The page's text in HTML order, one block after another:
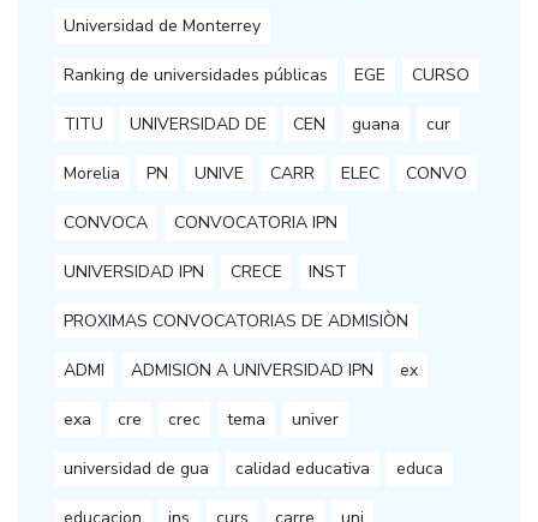
Universidad de Monterrey
Ranking de universidades públicas EGE CURSO
TITU UNIVERSIDAD DE CEN guana cur
Morelia PN UNIVE CARR ELEC CONVO
CONVOCA CONVOCATORIA IPN
UNIVERSIDAD IPN CRECE INST
PROXIMAS CONVOCATORIAS DE ADMISIÒN
ADMI ADMISION A UNIVERSIDAD IPN ex
exa cre crec tema univer
universidad de gua calidad educativa educa